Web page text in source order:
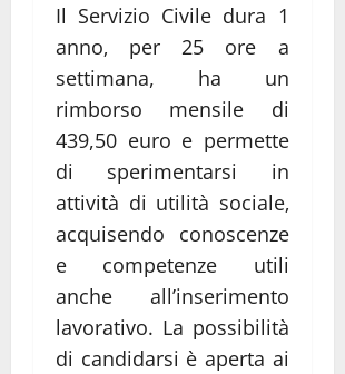
Il Servizio Civile dura 1
anno‚ per 25 ore a
settimana, ha un
rimborso mensile di
439,50 euro e permette
di sperimentarsi in
attività di utilità sociale‚
acquisendo conoscenze
e competenze utili
anche all’inserimento
lavorativo. La possibilità
di candidarsi è aperta ai